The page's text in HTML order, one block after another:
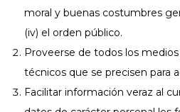
moral y buenas costumbres
(iv) el orden público.
Proveerse de todos los
técnicos que se precisen para
Facilitar información veraz al